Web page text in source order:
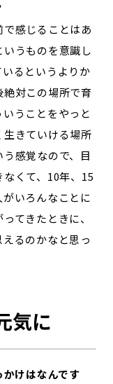
感じることはあ
うものを意識し
るというよりか
対この場所で育
うことをやっと
きていける場所
感覚なので、目
くて、10年、15
いろんなことに
てきたときに、
るのかなと思っ
気に
かけはなんです